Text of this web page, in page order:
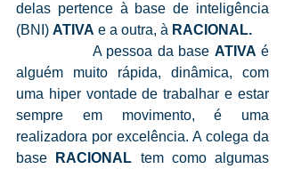
delas pertence à base de inteligência
(BNI) ATIVA e a outra, à RACIONAL.
                A pessoa da base
ATIVA é
alguém muito rápida, dinâmica, com
uma hiper vontade de trabalhar e estar
sempre em movimento, é uma
realizadora por excelência. A colega da
base
RACIONAL tem como algumas